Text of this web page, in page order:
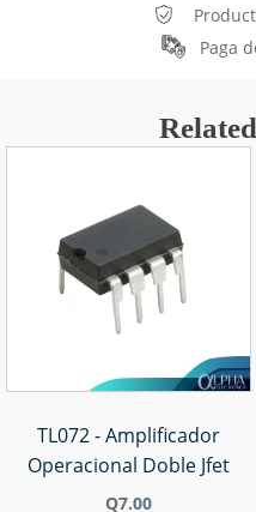
Paga
TL072 - Amplificador
Operacional Doble Jfet
Q7.00